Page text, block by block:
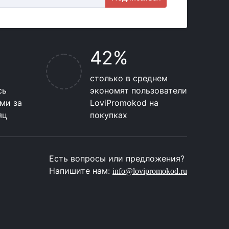
за
42%
столько в среднем
экономят пользователи
LoviPromokod на
покупках
Есть вопросы или предложения?
Напишите нам:info@lovipromokod.ru